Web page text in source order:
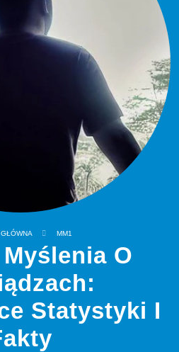
MM1
O
Statystyki I